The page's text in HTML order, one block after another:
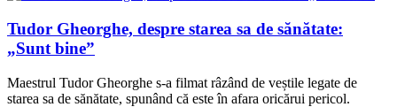
Tudor Gheorghe, despre starea sa de sănătate:
„Sunt bine”
Maestrul Tudor Gheorghe s-a filmat râzând de veștile legate de
starea sa de sănătate, spunând că este în afara oricărui pericol.